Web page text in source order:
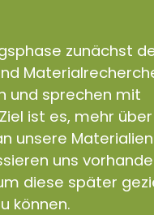
zunächst
und sprechen mit
ist es, mehr über
unsere
uns
diese später
können.